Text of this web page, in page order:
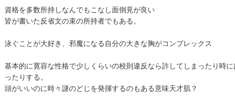
資格を多数所持しなんでもこなし面倒見が良い
皆が書いた反省文の束の所持者でもある。
泳ぐことが大好き、邪魔になる自分の大きな胸がコンプレックス
基本的に寛容な性格で少しくらいの校則違反なら許してしまったり時
ったりする。
頭がいいのに時々謎のどじを発揮するのもある意味天才肌？